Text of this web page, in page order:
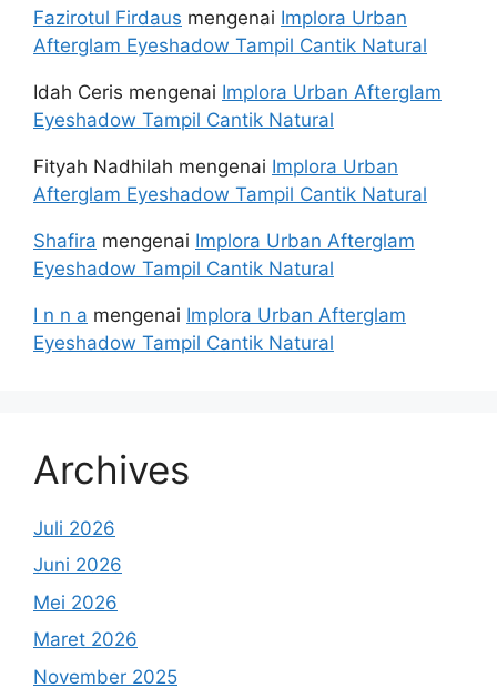
Fazirotul Firdaus mengenai Implora Urban
Afterglam Eyeshadow Tampil Cantik Natural
Idah Ceris mengenai Implora Urban Afterglam
Eyeshadow Tampil Cantik Natural
Fityah Nadhilah mengenai Implora Urban
Afterglam Eyeshadow Tampil Cantik Natural
Shafira mengenai Implora Urban Afterglam
Eyeshadow Tampil Cantik Natural
I n n a mengenai Implora Urban Afterglam
Eyeshadow Tampil Cantik Natural
Archives
Juli 2026
Juni 2026
Mei 2026
Maret 2026
November 2025